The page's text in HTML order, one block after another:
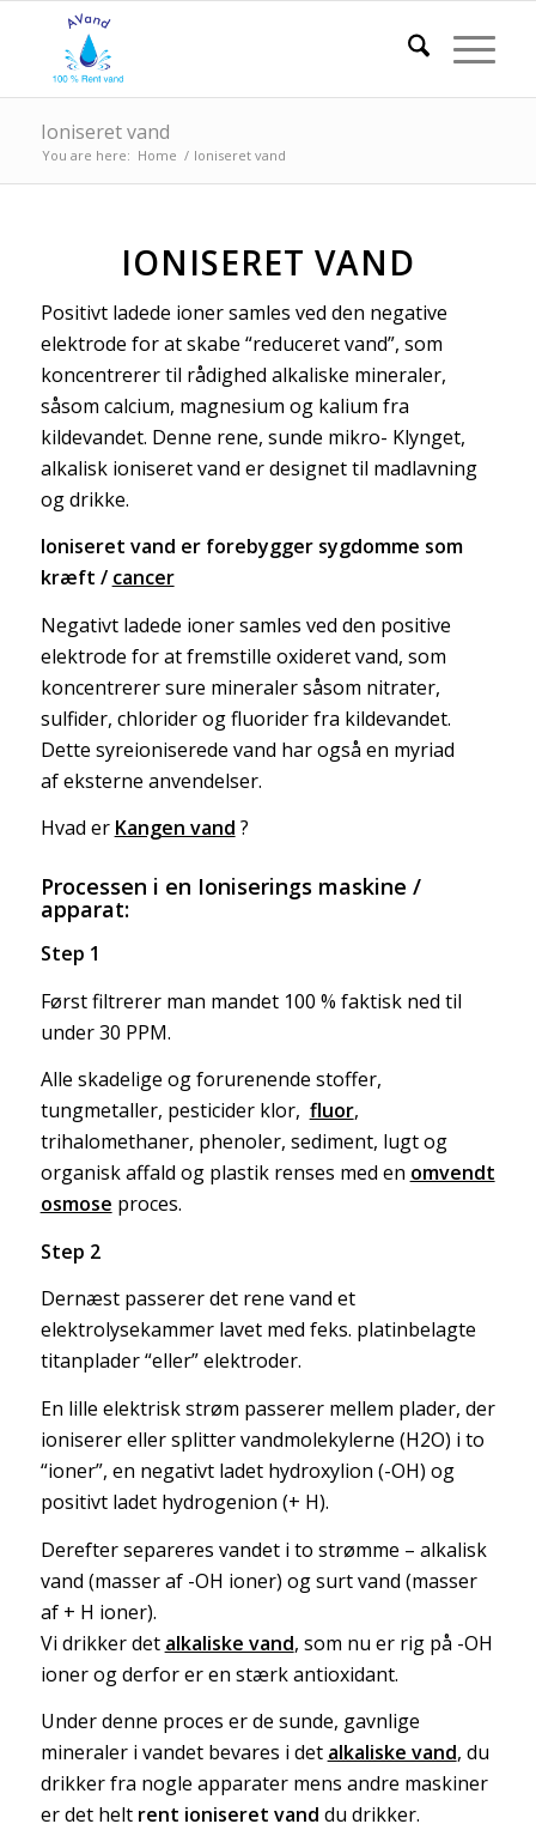
Ioniseret vand
You are here: Home / Ioniseret vand
IONISERET VAND
Positivt ladede ioner samles ved den negative
elektrode for at skabe “reduceret vand”, som
koncentrerer til rådighed alkaliske mineraler,
såsom calcium, magnesium og kalium fra
kildevandet. Denne rene, sunde mikro- Klynget,
alkalisk ioniseret vand er designet til madlavning
og drikke.
Ioniseret vand er forebygger sygdomme som
kræft / cancer
Negativt ladede ioner samles ved den positive
elektrode for at fremstille oxideret vand, som
koncentrerer sure mineraler såsom nitrater,
sulfider, chlorider og fluorider fra kildevandet.
Dette syreioniserede vand har også en myriad
af eksterne anvendelser.
Hvad er Kangen vand ?
Processen i en Ioniserings maskine /
apparat:
Step 1
Først filtrerer man mandet 100 % faktisk ned til
under 30 PPM.
Alle skadelige og forurenende stoffer,
tungmetaller, pesticider klor, fluor,
trihalomethaner, phenoler, sediment, lugt og
organisk affald og plastik renses med en omvendt
osmose proces.
Step 2
Dernæst passerer det rene vand et
elektrolysekammer lavet med feks. platinbelagte
titanplader “eller” elektroder.
En lille elektrisk strøm passerer mellem plader, der
ioniserer eller splitter vandmolekylerne (H2O) i to
“ioner”, en negativt ladet hydroxylion (-OH) og
positivt ladet hydrogenion (+ H).
Derefter separeres vandet i to strømme – alkalisk
vand (masser af -OH ioner) og surt vand (masser
af + H ioner).
Vi drikker det alkaliske vand, som nu er rig på -OH
ioner og derfor er en stærk antioxidant.
Under denne proces er de sunde, gavnlige
mineraler i vandet bevares i det alkaliske vand, du
drikker fra nogle apparater mens andre maskiner
er det helt rent ioniseret vand du drikker.